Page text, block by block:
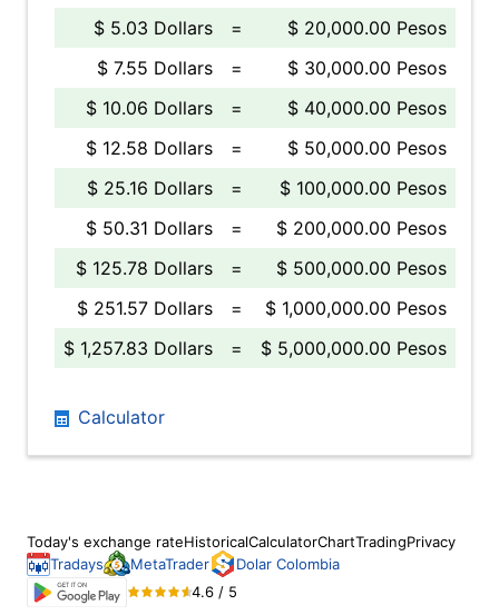
$ 5.03 Dollars
=
$ 20,000.00 Pesos
$ 7.55 Dollars
=
$ 30,000.00 Pesos
$ 10.06 Dollars
=
$ 40,000.00 Pesos
$ 12.58 Dollars
=
$ 50,000.00 Pesos
$ 25.16 Dollars
=
$ 100,000.00 Pesos
$ 50.31 Dollars
=
$ 200,000.00 Pesos
$ 125.78 Dollars
=
$ 500,000.00 Pesos
$ 251.57 Dollars
=
$ 1,000,000.00 Pesos
$ 1,257.83 Dollars
= $ 5,000,000.00 Pesos
Calculator
Today's exchange rateHistoricalCalculatorChartTradingPrivacy
Tradays
MetaTrader
Dolar Colombia
4.6 / 5